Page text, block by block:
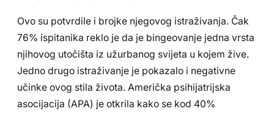
Ovo su potvrdile i brojke njegovog istraživanja. Čak
76% ispitanika reklo je da je bingeovanje jedna vrsta
njihovog utočišta iz užurbanog svijeta u kojem žive.
Jedno drugo istraživanje je pokazalo i negativne
učinke ovog stila života. Američka psihijatrijska
asocijacija (APA) je otkrila kako se kod 40%